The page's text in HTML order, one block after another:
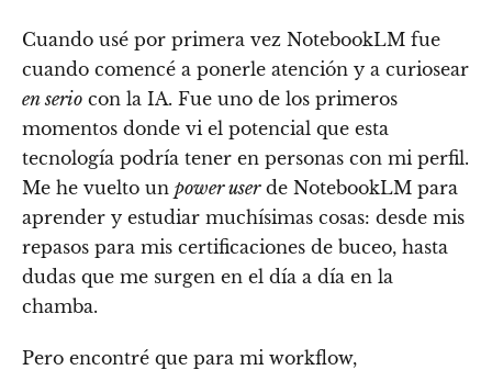
Cuando usé por primera vez NotebookLM fue
cuando comencé a ponerle atención y a curiosear
en serio con la IA. Fue uno de los primeros
momentos donde vi el potencial que esta
tecnología podría tener en personas con mi perfil.
Me he vuelto un power userde NotebookLM para
aprender y estudiar muchísimas cosas: desde mis
repasos para mis certificaciones de buceo, hasta
dudas que me surgen en el día a día en la
chamba.
Pero encontré que para mi workflow,